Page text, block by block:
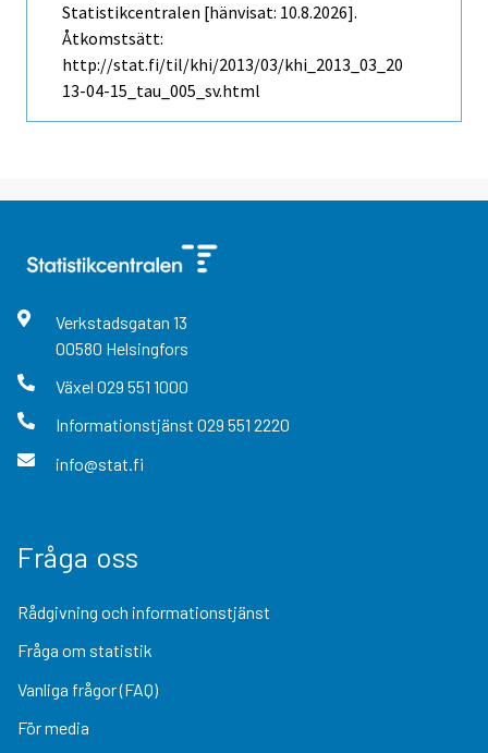
Statistikcentralen [hänvisat: 10.8.2026].
Åtkomstsätt:
http://stat.fi/til/khi/2013/03/khi_2013_03_20
13-04-15_tau_005_sv.html
Verkstadsgatan 13
00580 Helsingfors
Växel 029 551 1000
Informationstjänst 029 551 2220
info@stat.fi
Fråga oss
Rådgivning och informationstjänst
Fråga om statistik
Vanliga frågor (FAQ)
För media